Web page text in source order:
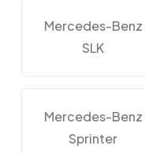
Mercedes-Benz
SLK
Mercedes-Benz
Sprinter